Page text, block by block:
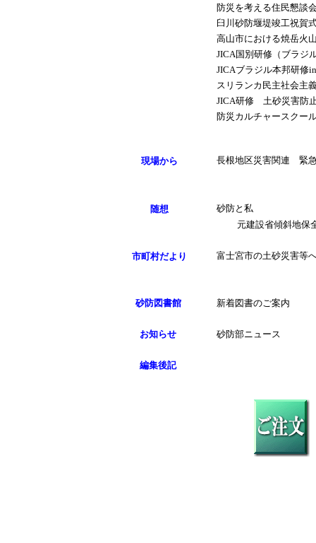
防災を考える住民懇談
臼川砂防堰堤竣工祝賀
高山市における焼岳火
JICA国別研修（ブラジ
JICAブラジル本邦研修
スリランカ民主社会主
JICA研修 土砂災害防
防災カルチャースクー
現場から 長根地区災害関連 緊
随想
砂防と私
元建設省傾斜地
市町村だより 富士宮市の土砂災害等
砂防図書館 新着図書のご案内
お知らせ 砂防部ニュース
編集後記